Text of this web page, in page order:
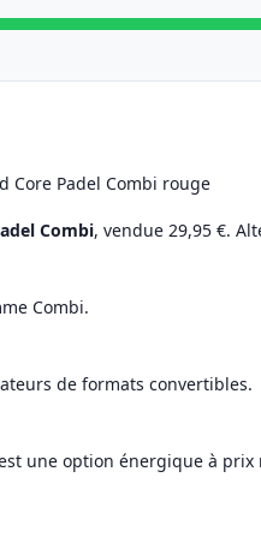
Core Padel Combi rouge
Combi, vendue 29,95 €.
Combi.
de formats convertibles.
une option énergique à